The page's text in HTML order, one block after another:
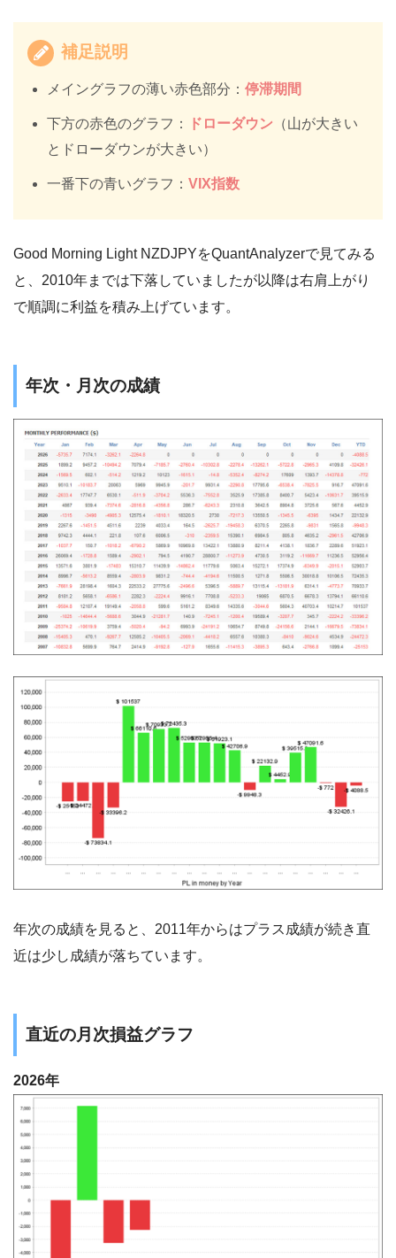
補足説明
メイングラフの薄い赤色部分：停滞期間
下方の赤色のグラフ： ドローダウン （山が大きい
とドローダウンが大きい）
一番下の青いグラフ：VIX指数
Good Morning Light NZDJPYをQuantAnalyzerで見てみる
と、2010年までは下落していましたが以降は右肩上がり
で順調に利益を積み上げています。
年次・月次の成績
年次の成績を見ると、2011年からはプラス成績が続き直
近は少し成績が落ちています。
直近の月次損益グラフ
2026年